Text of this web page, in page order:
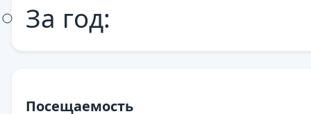
За год:
Посещаемость